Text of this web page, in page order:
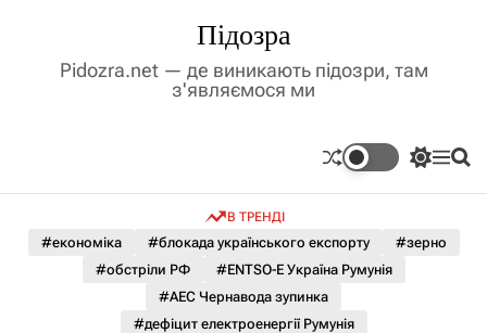
Підозра
Pidozra.net — де виникають підозри, там
з'являємося ми
П
м
к
М П
В ТРЕНДІ
#економіка #блокада українського експорту
#зерно
#обстріли РФ
#ENTSO-E Україна Румунія
#АЕС Чернавода зупинка
#дефіцит електроенергії Румунія